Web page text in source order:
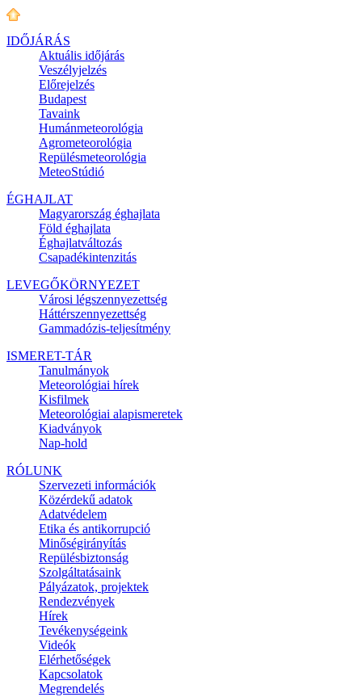
IDŐJÁRÁS
Aktuális időjárás
Veszélyjelzés
Előrejelzés
Budapest
Tavaink
Humánmeteorológia
Agrometeorológia
Repülésmeteorológia
MeteoStúdió
ÉGHAJLAT
Magyarország éghajlata
Föld éghajlata
Éghajlatváltozás
Csapadékintenzitás
LEVEGŐKÖRNYEZET
Városi légszennyezettség
Háttérszennyezettség
Gammadózis-teljesítmény
ISMERET-TÁR
Tanulmányok
Meteorológiai hírek
Kisfilmek
Meteorológiai alapismeretek
Kiadványok
Nap-hold
RÓLUNK
Szervezeti információk
Közérdekű adatok
Adatvédelem
Etika és antikorrupció
Minőségirányítás
Repülésbiztonság
Szolgáltatásaink
Pályázatok, projektek
Rendezvények
Hírek
Tevékenységeink
Videók
Elérhetőségek
Kapcsolatok
Megrendelés